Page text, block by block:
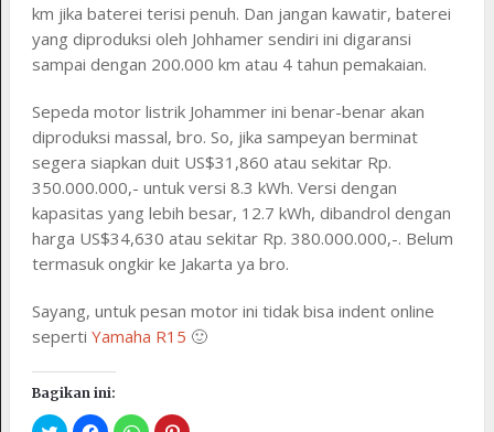
km jika baterei terisi penuh. Dan jangan kawatir, baterei
yang diproduksi oleh Johhamer sendiri ini digaransi
sampai dengan 200.000 km atau 4 tahun pemakaian.
Sepeda motor listrik Johammer ini benar-benar akan
diproduksi massal, bro. So, jika sampeyan berminat
segera siapkan duit US$31,860 atau sekitar Rp.
350.000.000,- untuk versi 8.3 kWh. Versi dengan
kapasitas yang lebih besar, 12.7 kWh, dibandrol dengan
harga US$34,630 atau sekitar Rp. 380.000.000,-. Belum
termasuk ongkir ke Jakarta ya bro.
Sayang, untuk pesan motor ini tidak bisa indent online
seperti Yamaha R15 🙂
Bagikan ini: